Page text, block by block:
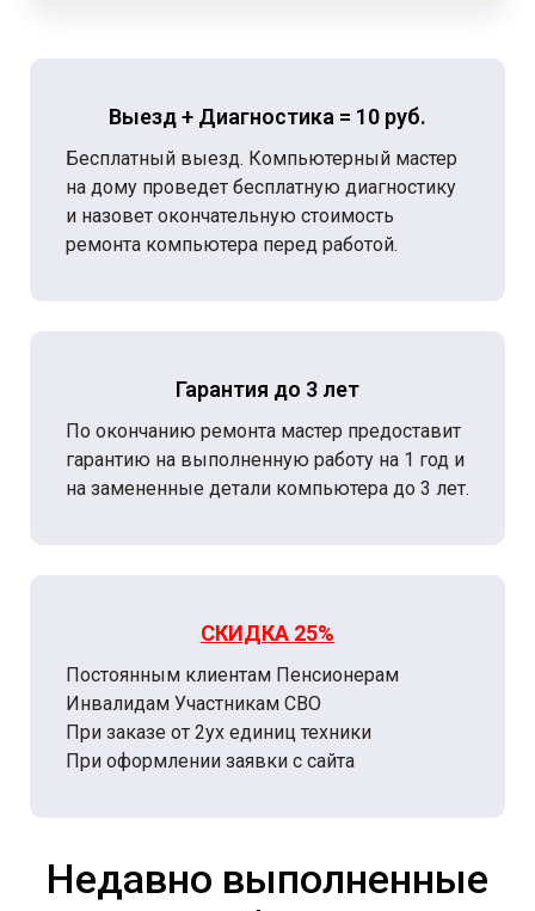
Выезд + Диагностика = 10 руб.
Бесплатный выезд. Компьютерный мастер
на дому проведет бесплатную диагностику
и назовет окончательную стоимость
ремонта компьютера перед работой.
Гарантия до 3 лет
По окончанию ремонта мастер предоставит
гарантию на выполненную работу на 1 год и
на замененные детали компьютера до 3 лет.
СКИДКА 25%
Постоянным клиентам Пенсионерам
Инвалидам Участникам СВО
При заказе от 2ух единиц техники
При оформлении заявки с сайта
Недавно выполненные